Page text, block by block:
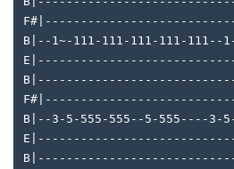
B|--1~-111-111-111-111-
B|--3-5-555-555--5-555----3-